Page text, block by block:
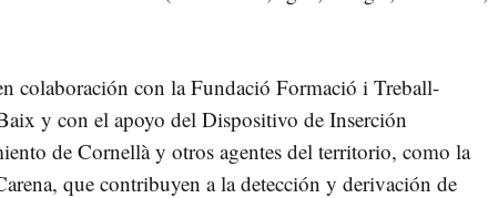
colaboración con la Fundació Formació i Treball-
y con el apoyo del Dispositivo de Inserción
de Cornellà y otros agentes del territorio, como la
que contribuyen a la detección y derivación de